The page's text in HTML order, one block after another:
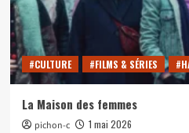
#CULTURE #FILMS & SÉRIES
La Maison des femmes
pichon-c 1 mai 2026